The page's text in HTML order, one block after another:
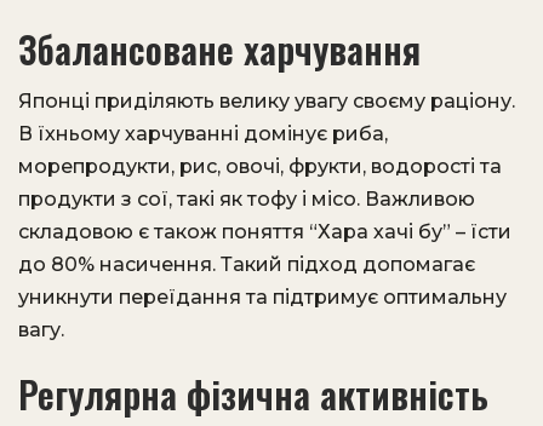
Збалансоване харчування
Японці приділяють велику увагу своєму раціону.
В їхньому харчуванні домінує риба,
морепродукти, рис, овочі, фрукти, водорості та
продукти з сої, такі як тофу і місо. Важливою
складовою є також поняття “Хара хачі бу” – їсти
до 80% насичення. Такий підход допомагає
уникнути переїдання та підтримує оптимальну
вагу.
Регулярна фізична активність